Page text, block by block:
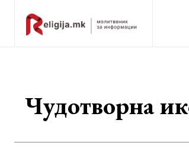
Чудотворна